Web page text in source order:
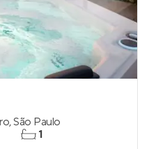
,São Paulo
1